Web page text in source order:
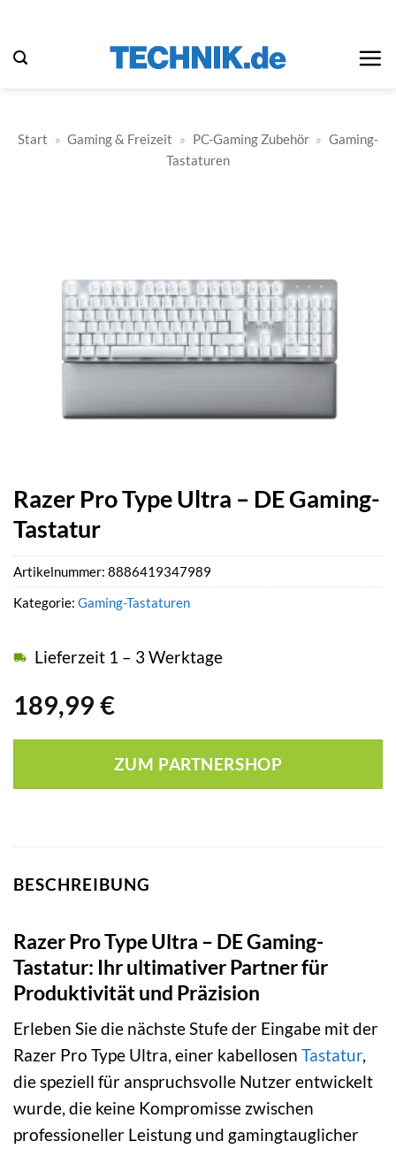
springen
Start » Gaming & Freizeit » PC-Gaming Zubehör » Gaming-
Tastaturen
Razer Pro Type Ultra – DE Gaming-
Tastatur
189,99 €
Lieferzeit 1 – 3 Werktage
ZUM PARTNERSHOP
Artikelnummer: 8886419347989
Kategorie: Gaming-Tastaturen
BESCHREIBUNG
Razer Pro Type Ultra – DE Gaming-
Tastatur: Ihr ultimativer Partner für
Produktivität und Präzision
Erleben Sie die nächste Stufe der Eingabe mit der
Razer Pro Type Ultra, einer kabellosen Tastatur,
die speziell für anspruchsvolle Nutzer entwickelt
wurde, die keine Kompromisse zwischen
professioneller Leistung und gamingtauglicher